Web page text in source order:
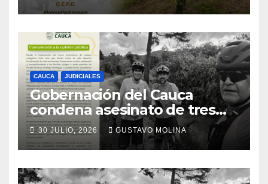
CAUCA JUDICIALES
Gobernación del Cauca
condena asesinato de tres
ciudadanos y exige medidas
urgentes al Gobierno
Nacional
30 JULIO, 2026 GUSTAVO MOLINA